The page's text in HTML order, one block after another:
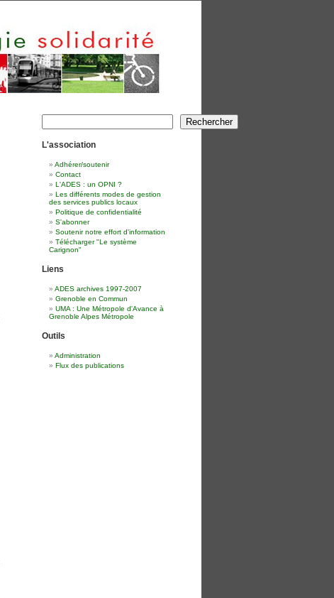
Rechercher Rechercher
L'association
Adhérer/soutenir
Contact
L'ADES : un OPNI ?
Les différents modes de gestion
des services publics locaux
Politique de confidentialité
S'abonner
Soutenir notre effort d'information
Télécharger "Le système
Carignon"
Liens
ADES archives 1997-2007
Grenoble en Commun
UMA : Une Métropole d'Avance à
Grenoble Alpes Métropole
Outils
Administration
Flux des publications